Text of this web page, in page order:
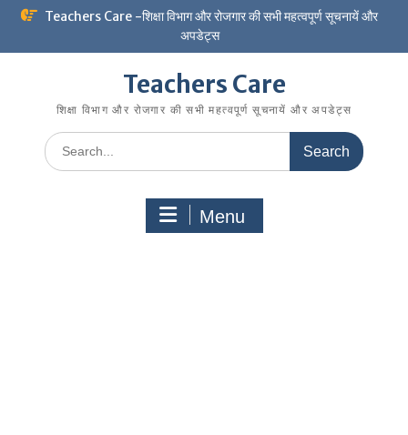
Skip
Teachers Care -शिक्षा विभाग और रोजगार की सभी महत्वपूर्ण सूचनायें और
अपडेट्स
Teachers Care
शिक्षा विभाग और रोजगार की सभी महत्वपूर्ण सूचनायें और अपडेट्स
Search
for:
Menu